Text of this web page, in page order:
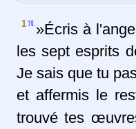
1π »Écris à
les sept esprits
Je sais que tu
et affermis le
trouvé tes